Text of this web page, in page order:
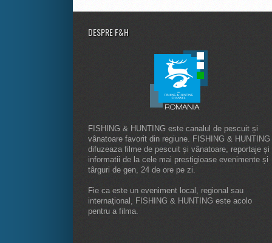
DESPRE F&H
FISHING & HUNTING este canalul de pescuit și
vânatoare favorit din regiune. FISHING & HUNTING
difuzeaza filme de pescuit și vânatoare, reportaje și
informatii de la cele mai prestigioase evenimente și
târguri de gen, 24 de ore pe zi.
Fie ca este un eveniment local, regional sau
internaţional, FISHING & HUNTING este acolo
pentru a filma.